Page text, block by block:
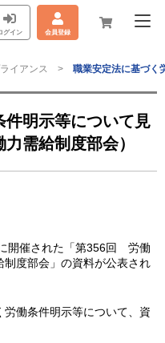
グイン 会員登録
イアンス 職業安定法に基づく
件明示等について見
需給制度部会）
開催された「第356回 労働
度部会」の資料が公表され
働条件明示等について、資